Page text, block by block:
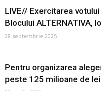
LIVE// Exercitarea
Blocului ALTERNATIVA,
28 septembrie 2025
Pentru organizarea
peste 125 milioane de